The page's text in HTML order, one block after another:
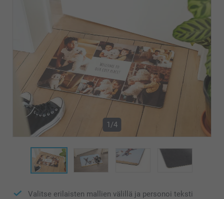
1/4
Valitse erilaisten mallien välillä ja personoi teksti